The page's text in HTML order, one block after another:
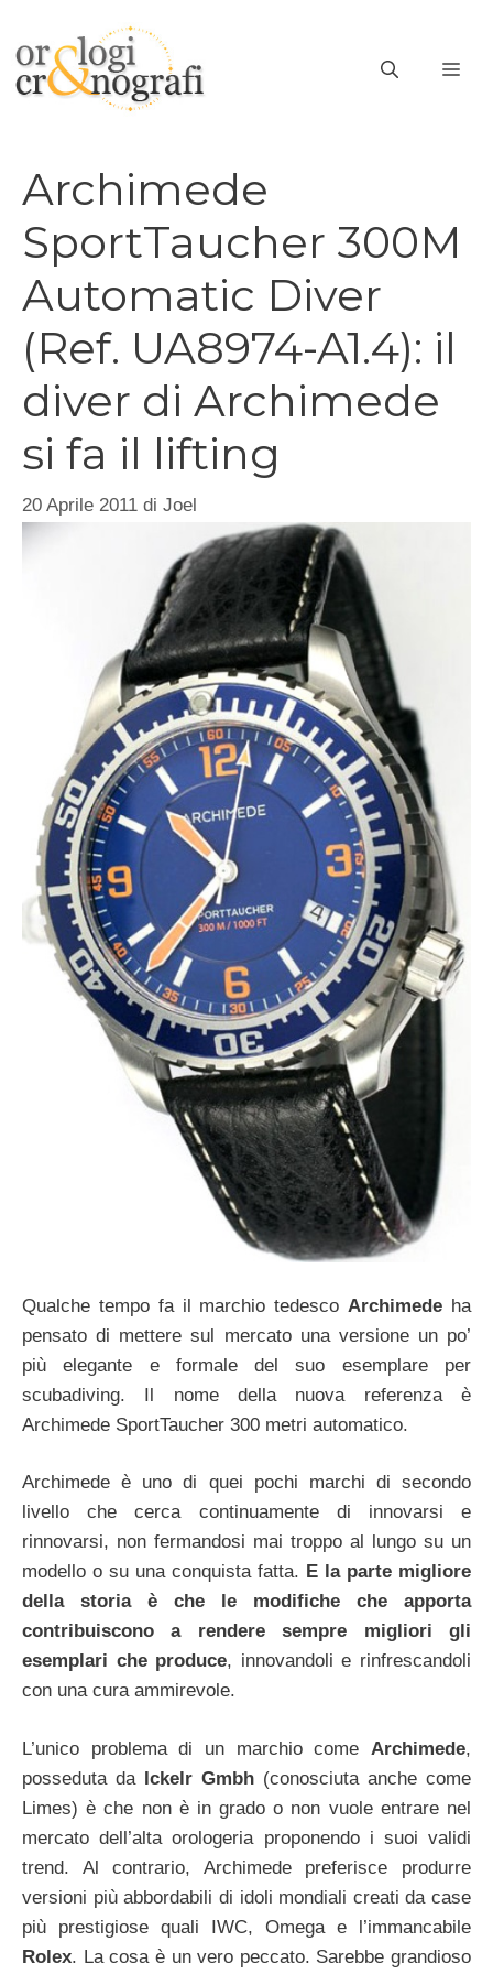
contenuto
Archimede
SportTaucher 300M
Automatic Diver
(Ref. UA8974-A1.4): il
diver di Archimede
si fa il lifting
20 Aprile 2011 di Joel
Qualche tempo fa il marchio tedescoArchimede ha
pensato di mettere sul mercato una versione un po’
più elegante e formale del suo esemplare per
scubadiving. Il nome della nuova referenza è
Archimede SportTaucher 300 metri automatico.
Archimede è uno di quei pochi marchi di secondo
livello che cerca continuamente di innovarsi e
rinnovarsi, non fermandosi mai troppo al lungo su un
modello o su una conquista fatta. E la parte migliore
della storia è che le modifiche che apporta
contribuiscono a rendere sempre migliori gli
esemplari che produce, innovandoli e rinfrescandoli
con una cura ammirevole.
L’unico problema di un marchio come Archimede,
posseduta da Ickelr Gmbh (conosciuta anche come
Limes) è che non è in grado o non vuole entrare nel
mercato dell’alta orologeria proponendo i suoi validi
trend. Al contrario, Archimede preferisce produrre
versioni più abbordabili di idoli mondiali creati da case
più prestigiose quali IWC, Omega e l’immancabile
Rolex. La cosa è un vero peccato. Sarebbe grandioso